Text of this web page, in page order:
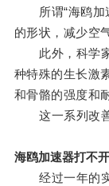
所谓“海鸥加
的形状，减少空
此外，科学家
种特殊的生长激
和骨骼的强度和
这一系列改善
海鸥加速器打不开
经过一年的实